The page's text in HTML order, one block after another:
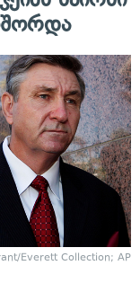
Everett Collection; AP